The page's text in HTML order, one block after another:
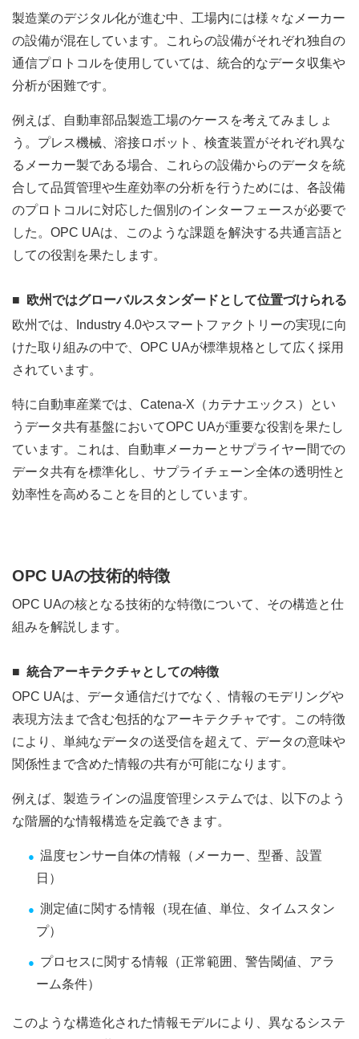
製造業のデジタル化が進む中、工場内には様々なメーカー
の設備が混在しています。これらの設備がそれぞれ独自の
通信プロトコルを使用していては、統合的なデータ収集や
分析が困難です。
例えば、自動車部品製造工場のケースを考えてみましょ
う。プレス機械、溶接ロボット、検査装置がそれぞれ異な
るメーカー製である場合、これらの設備からのデータを統
合して品質管理や生産効率の分析を行うためには、各設備
のプロトコルに対応した個別のインターフェースが必要で
した。OPC UAは、このような課題を解決する共通言語と
しての役割を果たします。
欧州ではグローバルスタンダードとして位置づけられる
欧州では、Industry 4.0やスマートファクトリーの実現に向
けた取り組みの中で、OPC UAが標準規格として広く採用
されています。
特に自動車産業では、Catena-X（カテナエックス）とい
うデータ共有基盤においてOPC UAが重要な役割を果たし
ています。これは、自動車メーカーとサプライヤー間での
データ共有を標準化し、サプライチェーン全体の透明性と
効率性を高めることを目的としています。
OPC UAの技術的特徴
OPC UAの核となる技術的な特徴について、その構造と仕
組みを解説します。
統合アーキテクチャとしての特徴
OPC UAは、データ通信だけでなく、情報のモデリングや
表現方法まで含む包括的なアーキテクチャです。この特徴
により、単純なデータの送受信を超えて、データの意味や
関係性まで含めた情報の共有が可能になります。
例えば、製造ラインの温度管理システムでは、以下のよう
な階層的な情報構造を定義できます。
温度センサー自体の情報（メーカー、型番、設置
日）
測定値に関する情報（現在値、単位、タイムスタン
プ）
プロセスに関する情報（正常範囲、警告閾値、アラ
ーム条件）
このような構造化された情報モデルにより、異なるシステ